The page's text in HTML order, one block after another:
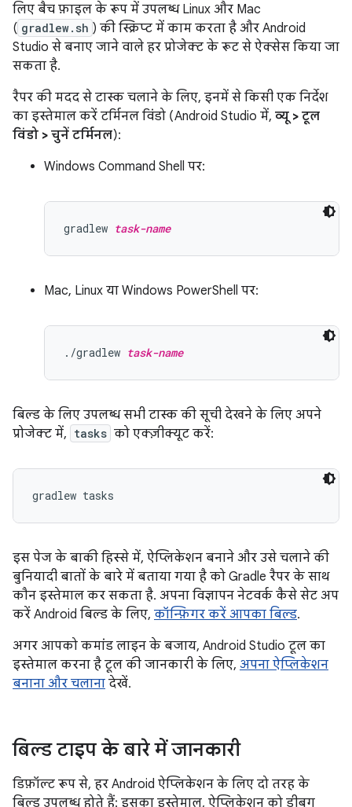
लिए बैच फ़ाइल के रूप में उपलब्ध Linux और Mac
( gradlew.sh ) की स्क्रिप्ट में काम करता है और Android
Studio से बनाए जाने वाले हर प्रोजेक्ट के रूट से ऐक्सेस किया जा
सकता है.
रैपर की मदद से टास्क चलाने के लिए, इनमें से किसी एक निर्देश
का इस्तेमाल करें टर्मिनल विंडो (Android Studio में, व्यू > टूल
विंडो > चुनें टर्मिनल):
Windows Command Shell पर:
gradlew task-name
Mac, Linux या Windows PowerShell पर:
./gradlew task-name
बिल्ड के लिए उपलब्ध सभी टास्क की सूची देखने के लिए अपने
प्रोजेक्ट में, tasks को एक्ज़ीक्यूट करें:
इस पेज के बाकी हिस्से में, ऐप्लिकेशन बनाने और उसे चलाने की
बुनियादी बातों के बारे में बताया गया है को Gradle रैपर के साथ
कौन इस्तेमाल कर सकता है. अपना विज्ञापन नेटवर्क कैसे सेट अप
करें Android बिल्ड के लिए, कॉन्फ़िगर करें आपका बिल्ड.
अगर आपको कमांड लाइन के बजाय, Android Studio टूल का
इस्तेमाल करना है टूल की जानकारी के लिए, अपना ऐप्लिकेशन
बनाना और चलाना देखें.
बिल्ड टाइप के बारे में जानकारी
डिफ़ॉल्ट रूप से, हर Android ऐप्लिकेशन के लिए दो तरह के
बिल्ड उपलब्ध होते हैं: इसका इस्तेमाल, ऐप्लिकेशन को डीबग